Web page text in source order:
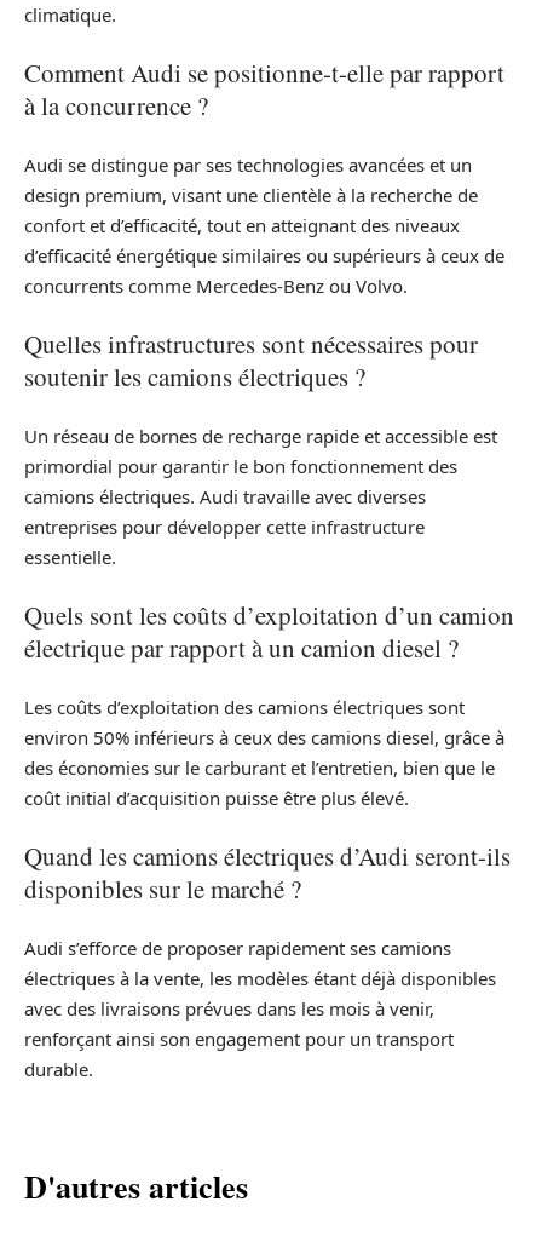
climatique.
Comment Audi se positionne-t-elle par rapport
à la concurrence ?
Audi se distingue par ses technologies avancées et un
design premium, visant une clientèle à la recherche de
confort et d’efficacité, tout en atteignant des niveaux
d’efficacité énergétique similaires ou supérieurs à ceux de
concurrents comme Mercedes-Benz ou Volvo.
Quelles infrastructures sont nécessaires pour
soutenir les camions électriques ?
Un réseau de bornes de recharge rapide et accessible est
primordial pour garantir le bon fonctionnement des
camions électriques. Audi travaille avec diverses
entreprises pour développer cette infrastructure
essentielle.
Quels sont les coûts d’exploitation d’un camion
électrique par rapport à un camion diesel ?
Les coûts d’exploitation des camions électriques sont
environ 50% inférieurs à ceux des camions diesel, grâce à
des économies sur le carburant et l’entretien, bien que le
coût initial d’acquisition puisse être plus élevé.
Quand les camions électriques d’Audi seront-ils
disponibles sur le marché ?
Audi s’efforce de proposer rapidement ses camions
électriques à la vente, les modèles étant déjà disponibles
avec des livraisons prévues dans les mois à venir,
renforçant ainsi son engagement pour un transport
durable.
D'autres articles